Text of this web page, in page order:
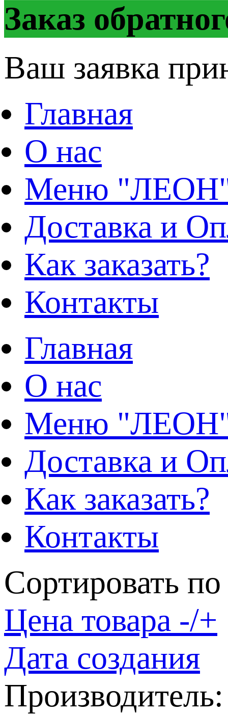
Заказ
Ваш заявка
Главная
О нас
Меню
Доставка и
Как заказать?
Контакты
Главная
О нас
Меню
Доставка и
Как заказать?
Контакты
Сортировать по
Цена товара -/+
Дата создания
Производитель: